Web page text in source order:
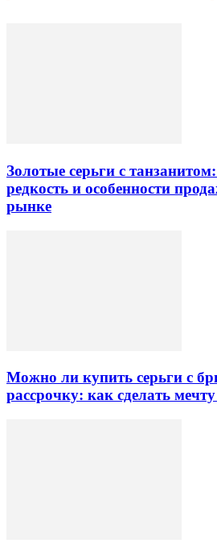
Золотые серьги с
редкость и особенности
рынке
Можно ли купить серьги с
рассрочку: как сделать